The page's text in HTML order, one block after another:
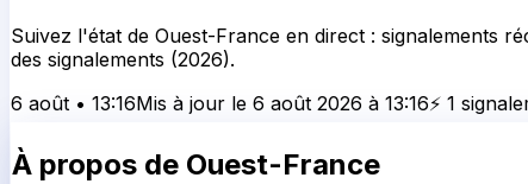
Suivez l'état de Ouest-France en direct : signalements
des signalements (2026).
6 août • 13:16Mis à jour le 6 août 2026 à 13:16⚡ 1
À propos de Ouest-France